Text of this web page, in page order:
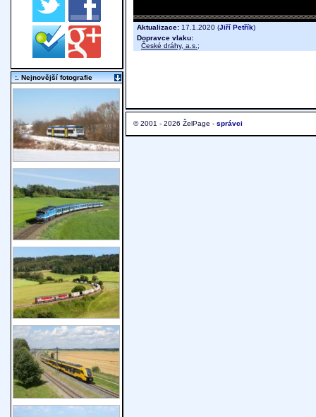
Aktualizace: 17.1.2020 (Jiří Petřík)
Dopravce vlaku:
České dráhy, a.s. ;
© 2001 - 2026 ŽelPage - správci
:. Nejnovější fotografie